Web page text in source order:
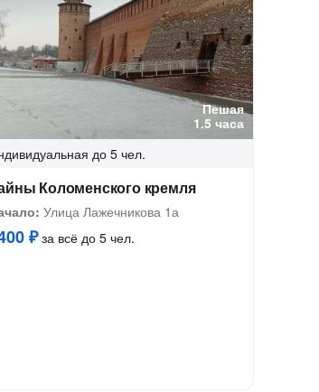
Пешая
1.5 часа
до 5 чел.
Коломенского кремля
Улица Лажечникова 1а
₽за всё до 5 чел.